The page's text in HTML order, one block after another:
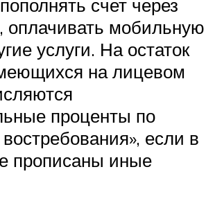
счет через
оплачивать мобильную
услуги. На остаток
на лицевом
проценты по
если в
прописаны иные